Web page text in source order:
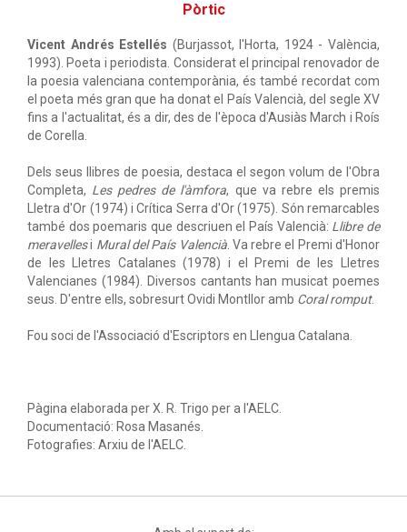
Pòrtic
Vicent Andrés Estellés (Burjassot, l'Horta, 1924 - València,
1993). Poeta i periodista. Considerat el principal renovador de
la poesia valenciana contemporània, és també recordat com
el poeta més gran que ha donat el País Valencià, del segle XV
fins a l'actualitat, és a dir, des de l'època d'Ausiàs March i Roís
de Corella.
Dels seus llibres de poesia, destaca el segon volum de l'Obra
Completa, Les pedres de l'àmfora, que va rebre els premis
Lletra d'Or (1974) i Crítica Serra d'Or (1975). Són remarcables
també dos poemaris que descriuen el País Valencià: Llibre de
meravellesi Mural del País Valencià. Va rebre el Premi d'Honor
de les Lletres Catalanes (1978) i el Premi de les Lletres
Valencianes (1984). Diversos cantants han musicat poemes
seus. D'entre ells, sobresurt Ovidi Montllor amb Coral romput.
Fou soci de l'Associació d'Escriptors en Llengua Catalana.
Pàgina elaborada per X. R. Trigo per a l'AELC.
Documentació: Rosa Masanés.
Fotografies: Arxiu de l'AELC.